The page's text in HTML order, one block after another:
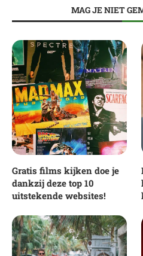
MAG JE NIET
Gratis films kijken doe je
dankzij deze top 10
uitstekende websites!